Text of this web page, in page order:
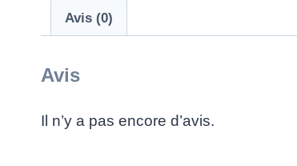
Avis (0)
Avis
Il n’y a pas encore d’avis.